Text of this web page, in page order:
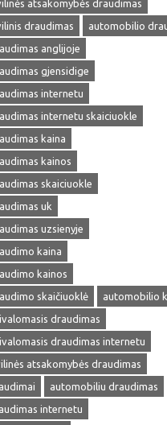
atsakomybės draudimas
draudimas
automobilio
anglijoje
gjensidige
internetu
internetu skaiciuokle
kaina
kainos
skaiciuokle
uk
uzsienyje
kaina
kainos
skaičiuoklė
automobilio
draudimas
draudimas internetu
atsakomybės draudimas
automobiliu draudimas
internetu